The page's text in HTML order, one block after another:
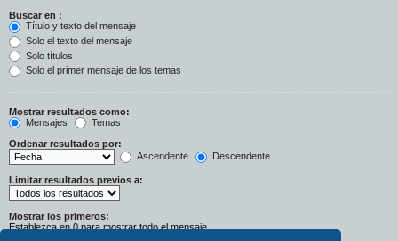
Buscar en :
Título y texto del mensaje
Solo el texto del mensaje
Solo títulos
Solo el primer mensaje de los temas
Mostrar resultados como:
Mensajes
Temas
Ordenar resultados por:
Ascendente
Descendente
Limitar resultados previos a:
Mostrar los primeros:
Establezca en 0 para mostrar todo el mensaje.